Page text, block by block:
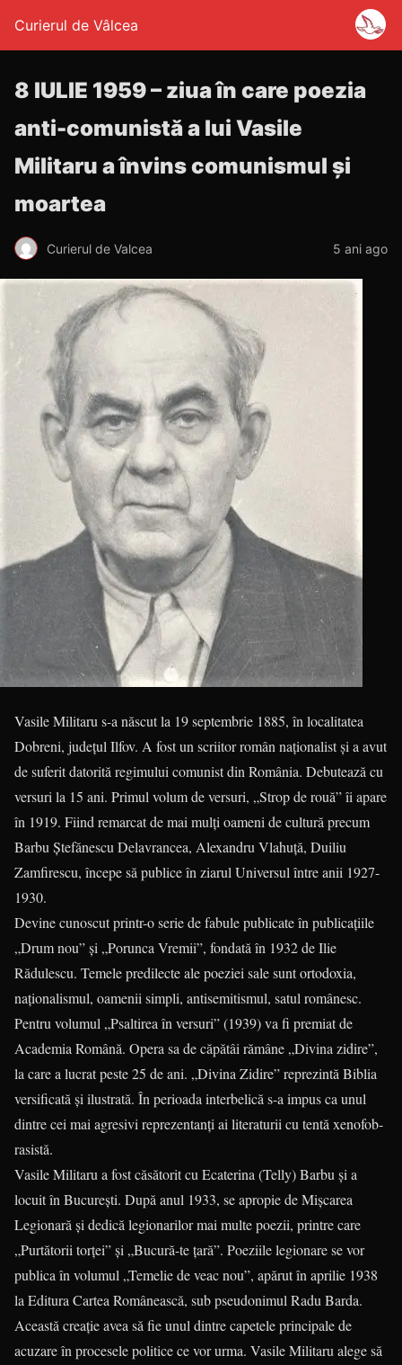
Curierul de Vâlcea
8 IULIE 1959 – ziua în care poezia
anti-comunistă a lui Vasile
Militaru a învins comunismul și
moartea
Curierul de Valcea 5 ani ago
Vasile Militaru s-a născut la 19 septembrie 1885, în localitatea
Dobreni, județul Ilfov. A fost un scriitor român naționalist și a avut
de suferit datorită regimului comunist din România. Debutează cu
versuri la 15 ani. Primul volum de versuri, „Strop de rouă” îi apare
în 1919. Fiind remarcat de mai mulți oameni de cultură precum
Barbu Ștefănescu Delavrancea, Alexandru Vlahuță, Duiliu
Zamfirescu, începe să publice în ziarul Universul între anii 1927-
1930.
Devine cunoscut printr-o serie de fabule publicate în publicațiile
„Drum nou” și „Porunca Vremii”, fondată în 1932 de Ilie
Rădulescu. Temele predilecte ale poeziei sale sunt ortodoxia,
naționalismul, oamenii simpli, antisemitismul, satul românesc.
Pentru volumul „Psaltirea în versuri” (1939) va fi premiat de
Academia Română. Opera sa de căpătâi rămâne „Divina zidire”,
la care a lucrat peste 25 de ani. „Divina Zidire” reprezintă Biblia
versificată și ilustrată. În perioada interbelică s-a impus ca unul
dintre cei mai agresivi reprezentanți ai literaturii cu tentă xenofob-
rasistă.
Vasile Militaru a fost căsătorit cu Ecaterina (Telly) Barbu și a
locuit în București. După anul 1933, se apropie de Mișcarea
Legionară și dedică legionarilor mai multe poezii, printre care
„Purtătorii torței” și „Bucură-te țară”. Poeziile legionare se vor
publica în volumul „Temelie de veac nou”, apărut în aprilie 1938
la Editura Cartea Românească, sub pseudonimul Radu Barda.
Această creație avea să fie unul dintre capetele principale de
acuzare în procesele politice ce vor urma. Vasile Militaru alege să